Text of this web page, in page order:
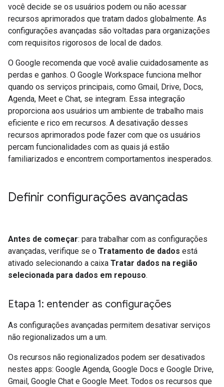
você decide se os usuários podem ou não acessar
recursos aprimorados que tratam dados globalmente. As
configurações avançadas são voltadas para organizações
com requisitos rigorosos de local de dados.
O Google recomenda que você avalie cuidadosamente as
perdas e ganhos. O Google Workspace funciona melhor
quando os serviços principais, como Gmail, Drive, Docs,
Agenda, Meet e Chat, se integram. Essa integração
proporciona aos usuários um ambiente de trabalho mais
eficiente e rico em recursos. A desativação desses
recursos aprimorados pode fazer com que os usuários
percam funcionalidades com as quais já estão
familiarizados e encontrem comportamentos inesperados.
Definir configurações avançadas
Antes de começar: para trabalhar com as configurações
avançadas, verifique se o Tratamento de dados está
ativado selecionando a caixa Tratar dados na região
selecionada para dados em repouso.
Etapa 1: entender as configurações
As configurações avançadas permitem desativar serviços
não regionalizados um a um.
Os recursos não regionalizados podem ser desativados
nestes apps: Google Agenda, Google Docs e Google Drive,
Gmail, Google Chat e Google Meet. Todos os recursos que